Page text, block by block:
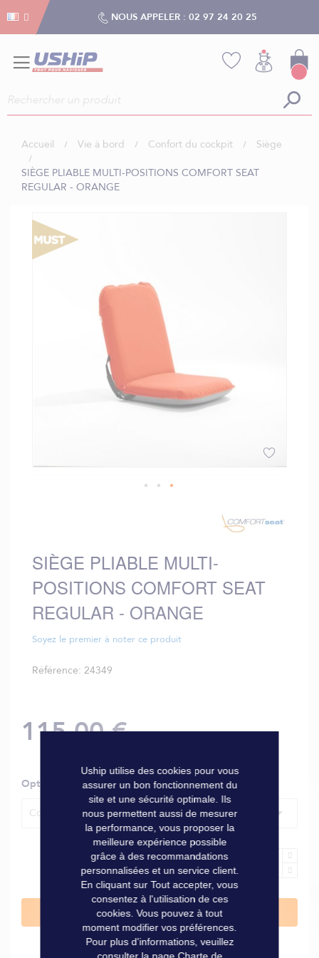
NOUS APPELER : 02 97 24 20 25
Accueil Vie à bord Confort du cockpit Siège
SIÈGE PLIABLE MULTI-POSITIONS COMFORT SEAT
REGULAR - ORANGE
Skip
to
the
end
of
the
images
SIÈGE PLIABLE MULTI-
POSITIONS COMFORT SEAT
REGULAR - ORANGE
Soyez le premier à noter ce produit
Référence 24349
115,00 €
Options
Coloris orange
Ajouter au panier
Gestion des cookies
Uship utilise des cookies pour vous
assurer un bon fonctionnement du
site et une sécurité optimale. Ils
nous permettent aussi de mesurer
la performance, vous proposer la
meilleure expérience possible
grâce à des recommandations
personnalisées et un service client.
En cliquant sur Tout accepter, vous
consentez à l'utilisation de ces
cookies. Vous pouvez à tout
moment modifier vos préférences.
Pour plus d'informations, veuillez
consulter la page Charte de
Gestion des cookies